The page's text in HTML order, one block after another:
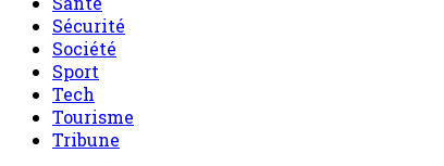
Sécurité
Société
Sport
Tech
Tourisme
Tribune